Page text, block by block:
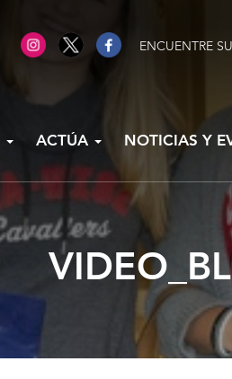
ENCUENTRE
ACTÚA NOTICIAS Y